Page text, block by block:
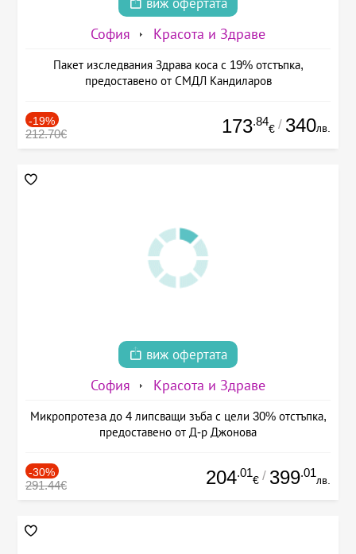
виж офертата
София Красота и Здраве
Пакет изследвания Здрава коса с 19% отстъпка,
предоставено от СМДЛ Кандиларов
-19%
212.70€ 173.84
€ / 340лв.
виж офертата
София Красота и Здраве
Микропротезa до 4 липсващи зъба с цели 30% отстъпка,
предоставено от Д-р Джонова
-30%
291.44€ 204.01
€ / 399.01
лв.